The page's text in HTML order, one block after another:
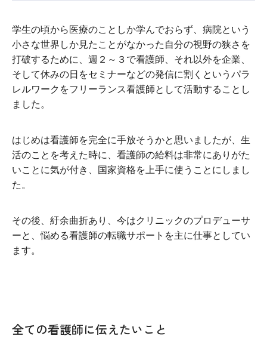
学生の頃から医療のことしか学んでおらず、病院という
小さな世界しか見たことがなかった自分の視野の狭さを
打破するために、週２～３で看護師、それ以外を企業、
そして休みの日をセミナーなどの発信に割くというパラ
レルワークをフリーランス看護師として活動することし
ました。
はじめは看護師を完全に手放そうかと思いましたが、生
活のことを考えた時に、看護師の給料は非常にありがた
いことに気が付き、国家資格を上手に使うことにしまし
た。
その後、紆余曲折あり、今はクリニックのプロデューサ
ーと、悩める看護師の転職サポートを主に仕事としてい
ます。
全ての看護師に伝えたいこと